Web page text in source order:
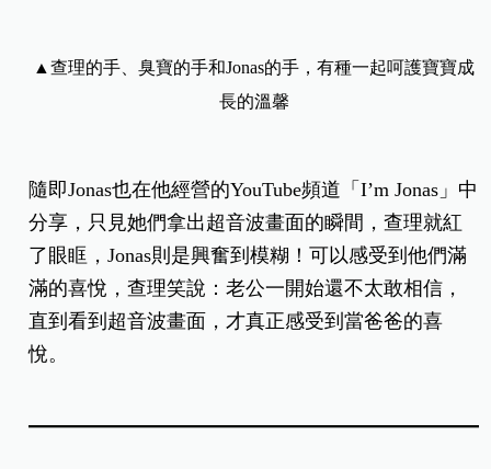
▲查理的手、臭寶的手和Jonas的手，有種一起呵護寶寶成
長的溫馨
隨即Jonas也在他經營的YouTube頻道「I’m Jonas」中
分享，只見她們拿出超音波畫面的瞬間，查理就紅
了眼眶，Jonas則是興奮到模糊！可以感受到他們滿
滿的喜悅，查理笑說：老公一開始還不太敢相信，
直到看到超音波畫面，才真正感受到當爸爸的喜
悅。